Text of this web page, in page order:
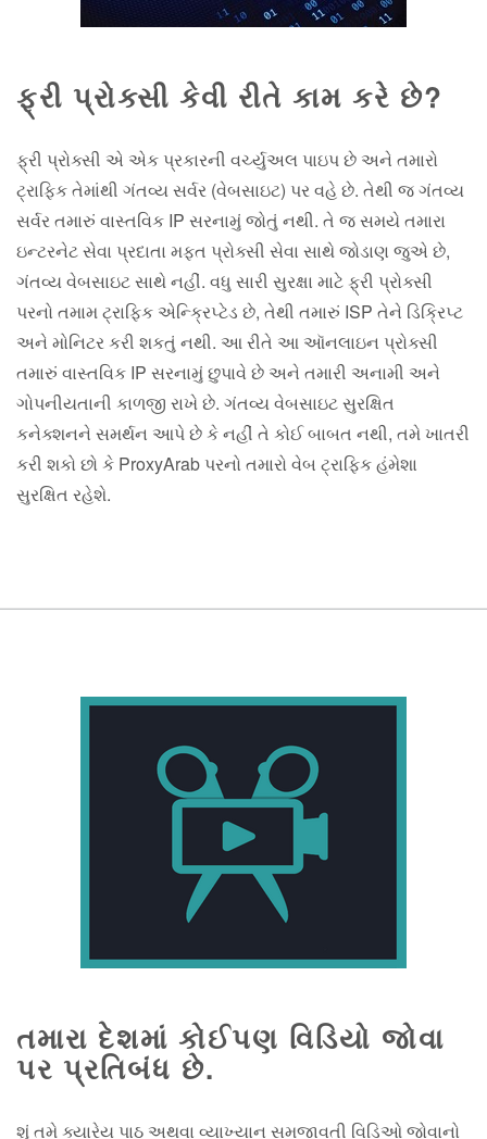
ફ્રી પ્રોક્સી કેવી રીતે કામ કરે છે?
ફ્રી પ્રોક્સી એ એક પ્રકારની વર્ચ્યુઅલ પાઇપ છે અને તમારો
ટ્રાફિક તેમાંથી ગંતવ્ય સર્વર (વેબસાઇટ) પર વહે છે. તેથી જ ગંતવ્ય
સર્વર તમારું વાસ્તવિક IP સરનામું જોતું નથી. તે જ સમયે તમારા
ઇન્ટરનેટ સેવા પ્રદાતા મફત પ્રોક્સી સેવા સાથે જોડાણ જુએ છે,
ગંતવ્ય વેબસાઇટ સાથે નહીં. વધુ સારી સુરક્ષા માટે ફ્રી પ્રોક્સી
પરનો તમામ ટ્રાફિક એન્ક્રિપ્ટેડ છે, તેથી તમારું ISP તેને ડિક્રિપ્ટ
અને મોનિટર કરી શકતું નથી. આ રીતે આ ઑનલાઇન પ્રોક્સી
તમારું વાસ્તવિક IP સરનામું છુપાવે છે અને તમારી અનામી અને
ગોપનીયતાની કાળજી રાખે છે. ગંતવ્ય વેબસાઇટ સુરક્ષિત
કનેક્શનને સમર્થન આપે છે કે નહીં તે કોઈ બાબત નથી, તમે ખાતરી
કરી શકો છો કે ProxyArab પરનો તમારો વેબ ટ્રાફિક હંમેશા
સુરક્ષિત રહેશે.
તમારા દેશમાં કોઈપણ વિડિયો જોવા
પર પ્રતિબંધ છે.
શું તમે ક્યારેય પાઠ અથવા વ્યાખ્યાન સમજાવતી વિડિઓ જોવાનો